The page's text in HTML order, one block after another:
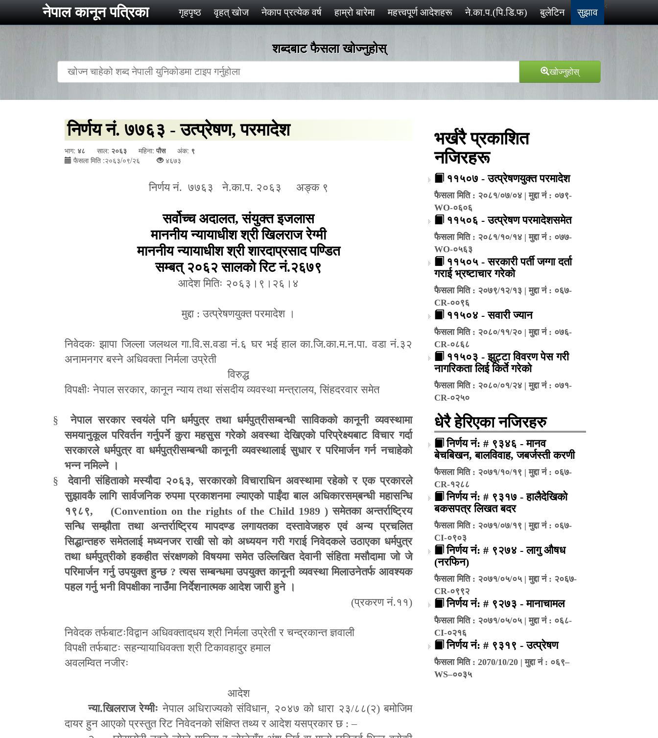
नेपाल कानून पत्रिका गृहपृष्‍ठ वृहत् खोज नेकाप प्रत्येक वर्ष हाम्रो बारेमा महत्त्वपूर्ण आदेशहरू ने.का.प.(पि.डि.फ) बुलेटिन
<
सुझाव
शब्दबाट फैसला खोज्‍नुहोस्
खोज्‍नुहोस्
निर्णय नं. ७७६३ - उत्प्रेषण, परमादेश
भाग: ४८ साल: २०६३ महिना:पौस अंक: ९
फैसला मिति :२०६३/०९/२६
४६७३
निर्णय नं. ७७६३ ने.का.प. २०६३ अङ्क ९
सर्वोच्च अदालत,संयुक्त इजलास
माननीय न्यायाधीश श्री खिलराज रेग्मी
माननीय न्यायाधीश श्री शारदाप्रसाद पण्डित
सम्बत् २०६२ सालको रिट नं.२६७९
आदेश मितिः २०६३।९।२६।४
मुद्दा : उत्प्रेषणयुक्त परमादेश ।
निवेदकः झापा जिल्ला जलथल गा.वि.स.वडा नं.६ घर भई हाल का.जि.का.म.न.पा. वडा नं.३२
अनामनगर बस्ने अधिवक्ता निर्मला उप्रेती
विरुद्ध
विपक्षीः नेपाल सरकार,कानून न्याय तथा संसदीय व्यवस्था मन्त्रालय,सिंहदरवार समेत
§
नेपाल सरकार स्वयंले पनि धर्मपुत्र तथा धर्मपुत्रीसम्बन्धी साविकको कानूनी व्यवस्थामा
समयानुकूल परिवर्तन गर्नुपर्ने कुरा महसुस गरेको अवस्था देखिएको परिप्रेक्ष्यबाट विचार गर्दा
सरकारले धर्मपुत्र वा धर्मपुत्रीसम्बन्धी कानूनी व्यवस्थालाई सुधार र परिमार्जन गर्न नचाहेको
भन्न नमिल्ने ।
§
देवानी संहिताको मस्यौदा २०६३,सरकारको विचाराधिन अवस्थामा रहेको र एक प्रकारले
सुझावकै लागि सार्वजनिक रुपमा प्रकाशनमा ल्याएको पाईंदा बाल अधिकारसम्बन्धीमहासन्धि
१९८९, (Convention on the rights of the Child 1989 ) समेतका अन्तर्राष्ट्रिय
सन्धि सम्झौता तथा अन्तर्राष्ट्रिय मापदण्ड लगायतका दस्तावेजहरु एवं अन्य प्रचलित
सिद्धान्तहरु समेतलाई मध्यनजर राखी सो को अध्ययन गरी गराई निवेदकले उठाएका धर्मपुत्र
तथा धर्मपुत्रीको हकहीत संरक्षणको विषयमा समेत उल्लिखित देवानी संहिता मसौदामा जो जे
परिमार्जन गर्नु उपयुक्त हुन्छ ?त्यस सम्बन्धमा उपयुक्त कानूनी व्यवस्था मिलाउनेतर्फ आवश्यक
पहल गर्नु भनी विपक्षीका नाउँमा निर्देशनात्मक आदेश जारी हुने ।
(प्रकरण नं.११)
निवेदक तर्फबाटःविद्वान अधिवक्ताद्धयश्री निर्मला उप्रेती र चन्द्रकान्त ज्ञवाली
विपक्षी तर्फबाटः सहन्यायाधिवक्ता श्री टिकावहादुर हमाल
अवलम्वित नजीरः
आदेश
न्या.खिलराज रेग्मीः नेपाल अधिराज्यको संविधान, २०४७ को धारा २३/८८(२) बमोजिम
दायर हुन आएको प्रस्तुत रिट निवेदनको संक्षिप्त तथ्य र आदेश यसप्रकार छ :–
भर्खरै प्रकाशित
नजिरहरू
११५०७ - उत्प्रेषणयुक्त परमादेश
फैसला मिति : २०८१/०७/०४ | मुद्दा नं : ०७९-
WO-०६०६
११५०६ - उत्प्रेषण परमादेशसमेत
फैसला मिति : २०८१/१०/१४ | मुद्दा नं : ०७७-
WO-०५६३
११५०५ - सरकारी पर्ती जग्गा दर्ता
गराई भ्रष्‍टाचार गरेको
फैसला मिति : २०७९/१२/१३ | मुद्दा नं : ०६७-
CR-००९६
११५०४ - सवारी ज्यान
फैसला मिति : २०८०/११/२० | मुद्दा नं : ०७६-
CR-०८६८
११५०३ - झुट्टा विवरण पेस गरी
नागरिकता लिई किर्ते गरेको
फैसला मिति : २०८०/०१/२४ | मुद्दा नं : ०७१-
CR-०२५०
धेरै हेरिएका नजिरहरु
निर्णय नं: # ९३४६ - मानव
बेचबिखन, बालविवाह, जबर्जस्ती करणी
फैसला मिति : २०७१/१०/१९ | मुद्दा नं : ०६७-
CR-१२८८
निर्णय नं: # ९३१७ - हालैदेखिको
बकसपत्र लिखत बदर
फैसला मिति : २०७१/०७/१९ | मुद्दा नं : ०६७-
CI-०९०३
निर्णय नं: # ९२७४ - लागु औषध
(नरफिन)
फैसला मिति : २०७१/०५/०५ | मुद्दा नं : २०६७-
CR-०९९२
निर्णय नं: # ९२७३ - मानाचामल
फैसला मिति : २०७१/०५/०५ | मुद्दा नं : ०६८-
CI-०२१६
निर्णय नं: # ९३१९ - उत्प्रेषण
फैसला मिति : 2070/10/20 | मुद्दा नं : ०६९–
WS–००३५